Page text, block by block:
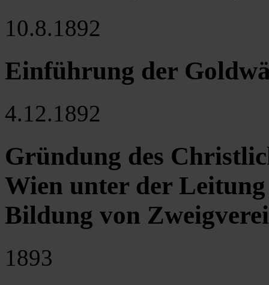
10.8.1892
Einführung der
4.12.1892
Gründung des
Wien unter der
Bildung von
1893